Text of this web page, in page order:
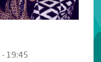
- 19:45